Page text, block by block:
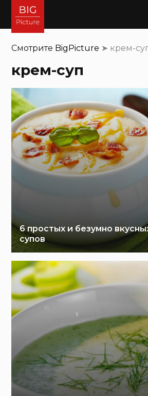
Смотрите BigPicture ➤ крем-
крем-суп
6 простых и безумно
супов